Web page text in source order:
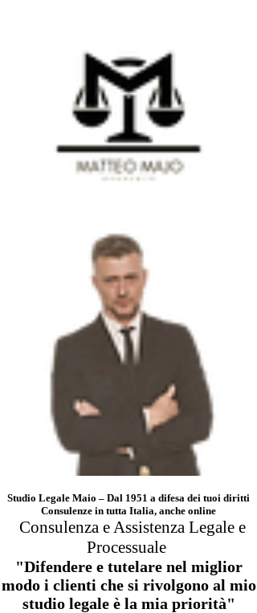
Studio Legale Maio – Dal 1951 a difesa dei tuoi diritti
Consulenze in tutta Italia, anche online
Consulenza e Assistenza Legale e
Processuale
"Difendere e tutelare nel miglior
modo i clienti che si rivolgono al mio
studio legale è la mia priorità"